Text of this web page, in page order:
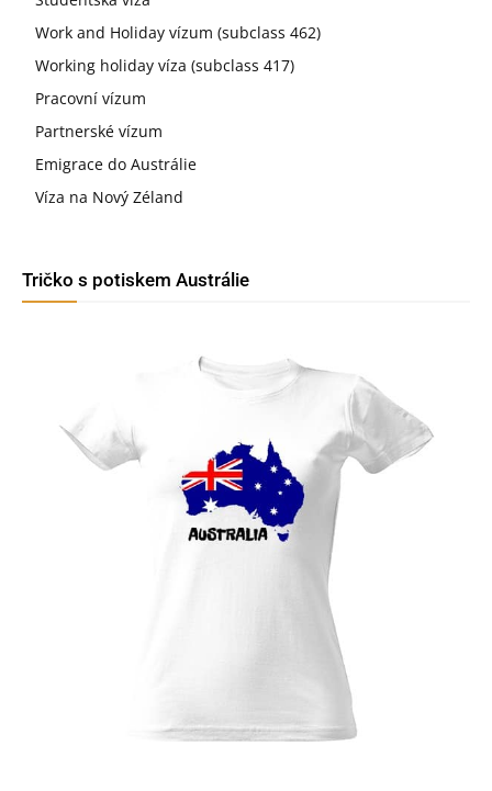
Work and Holiday vízum (subclass 462)
Working holiday víza (subclass 417)
Pracovní vízum
Partnerské vízum
Emigrace do Austrálie
Víza na Nový Zéland
Tričko s potiskem Austrálie